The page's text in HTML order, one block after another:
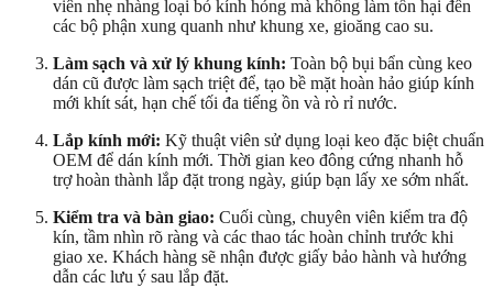
viên nhẹ nhàng loại bỏ kính hỏng mà không làm tổn hại đến
các bộ phận xung quanh như khung xe, gioăng cao su.
Làm sạch và xử lý khung kính: Toàn bộ bụi bẩn cùng keo
dán cũ được làm sạch triệt để, tạo bề mặt hoàn hảo giúp kính
mới khít sát, hạn chế tối đa tiếng ồn và rò rỉ nước.
Lắp kính mới: Kỹ thuật viên sử dụng loại keo đặc biệt chuẩn
OEM để dán kính mới. Thời gian keo đông cứng nhanh hỗ
trợ hoàn thành lắp đặt trong ngày, giúp bạn lấy xe sớm nhất.
Kiểm tra và bàn giao: Cuối cùng, chuyên viên kiểm tra độ
kín, tầm nhìn rõ ràng và các thao tác hoàn chỉnh trước khi
giao xe. Khách hàng sẽ nhận được giấy bảo hành và hướng
dẫn các lưu ý sau lắp đặt.